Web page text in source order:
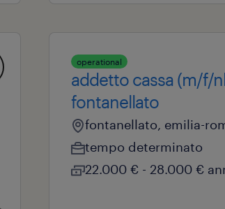
operational
addetto cassa (m/f/
fontanellato
fontanellato, emilia-
tempo determinato
22.000 € - 28.000 €